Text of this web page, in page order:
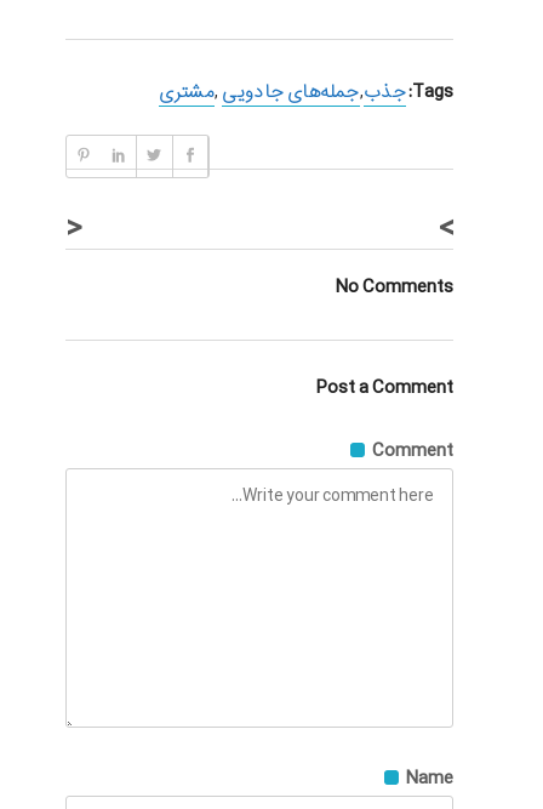
Tags: جذب,جمله‌های جادویی ,مشتری
< >
No Comments
Post a Comment
Comment
Name